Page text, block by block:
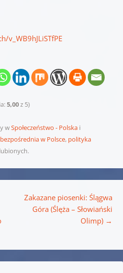
v_WB9hJLiSTfPE
5,00z 5)
wSpołeczeństwo - Polskai
w Polsce, polityka
Zakazane piosenki: Ślągwa
Góra (Ślęża – Słowiański
Olimp) →